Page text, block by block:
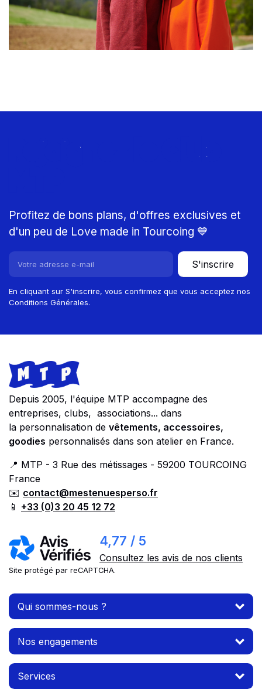
Rejoignez le Club
Profitez de bons plans, d'offres exclusives et
d'un peu de Love made in Tourcoing 💙
S'inscrire
En cliquant sur S'inscrire, vous confirmez que vous acceptez nos
Conditions Générales.
Footer
Store information
Depuis 2005, l'équipe MTP accompagne des
entreprises, clubs, associations... dans
la personnalisation de vêtements, accessoires,
goodies personnalisés dans son atelier en France.
📍 MTP - 3 Rue des métissages - 59200 TOURCOING
France
✉️ contact@mestenuesperso.fr
📱 +33 (0)3 20 45 12 72
4,77 / 5
Consultez les avis de nos clients
Site protégé par reCAPTCHA.
Qui sommes-nous ?
Nos engagements
Services